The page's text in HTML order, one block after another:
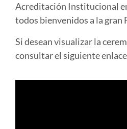
Acreditación Institucional
todos bienvenidos a la gran
Si desean visualizar la
consultar el siguiente